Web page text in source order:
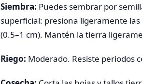
Siembra: Puedes sembrar por
superficial: presiona ligeramente
(0.5–1 cm). Mantén la tierra
Riego: Moderado. Resiste periodos